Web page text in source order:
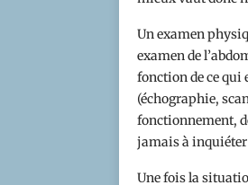
Un examen
examen de
fonction de ce qui
(échographie,
fonctionnement,
jamais à
Une fois la